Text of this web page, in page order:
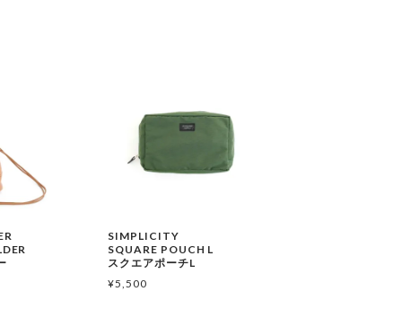
SIMPLICITY
SQUARE POUCH L
スクエアポーチL
¥5,500